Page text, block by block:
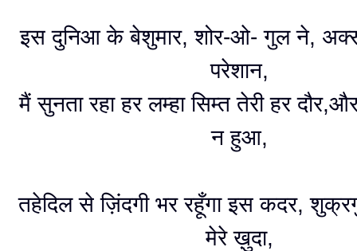
इस दुनिआ के बेशुमार, शोर-ओ- गुल ने,
परेशान,
मैं सुनता रहा हर लम्हा सिम्त तेरी हर
न हुआ,
तहेदिल से ज़िंदगी भर रहूँगा इस कदर,
मेरे ख़ुदा,